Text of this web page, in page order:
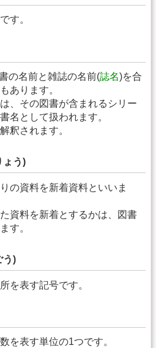
す。
の名前と雑誌の名前(誌名)を合
あります。
、その図書が含まれるシリー
名として扱われます。
釈されます。
ょう)
の資料を新着資料といいま
資料を新着とするかは、図書
す。
う)
を表す記号です。
を表す単位の1つです。